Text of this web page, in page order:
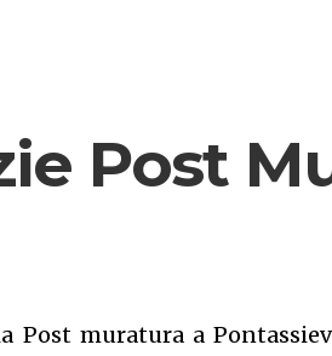
Post
Post muratura a